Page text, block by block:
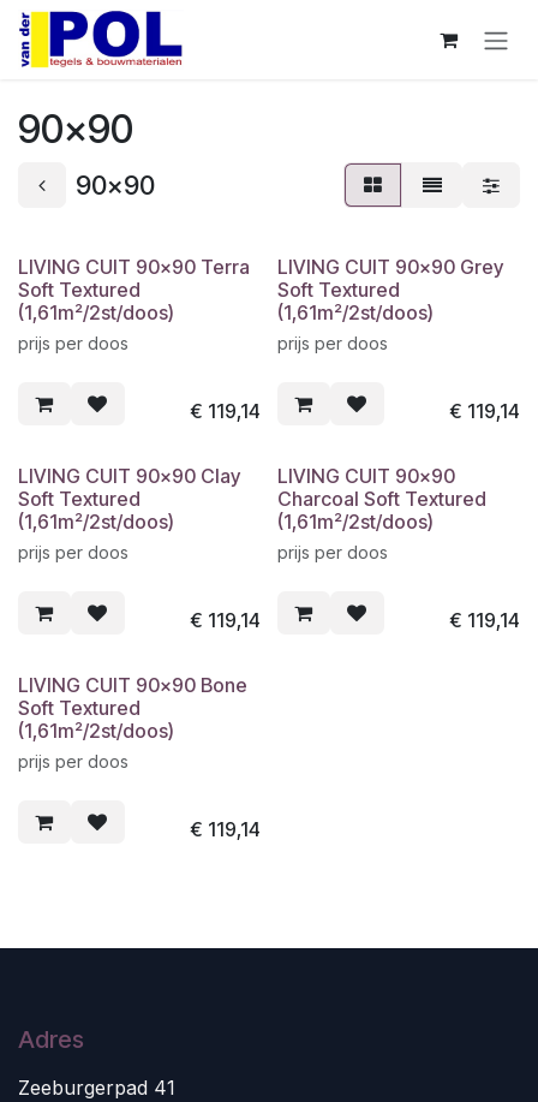
Overslaan naar inhoud
90x90
90x90
LIVING CUIT 90x90 Terra
Soft Textured
(1,61m²/2st/doos)
prijs per doos
€ 119,14
LIVING CUIT 90x90 Grey
Soft Textured
(1,61m²/2st/doos)
prijs per doos
€ 119,14
LIVING CUIT 90x90 Clay
Soft Textured
(1,61m²/2st/doos)
prijs per doos
€ 119,14
LIVING CUIT 90x90
Charcoal Soft Textured
(1,61m²/2st/doos)
prijs per doos
€ 119,14
LIVING CUIT 90x90 Bone
Soft Textured
(1,61m²/2st/doos)
prijs per doos
€ 119,14
Adres
Zeeburgerpad 41